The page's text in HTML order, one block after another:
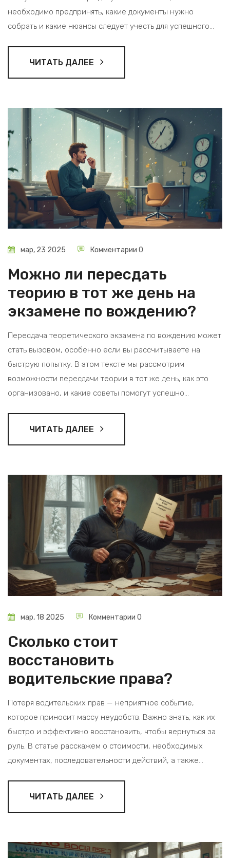
необходимо предпринять, какие документы нужно
собрать и какие нюансы следует учесть для успешного
переживайте, мы разложим все по полочкам!
ЧИТАТЬ ДАЛЕЕ
мар, 23 2025 Комментарии 0
Можно ли пересдать
теорию в тот же день на
экзамене по вождению?
Пересдача теоретического экзамена по вождению может
стать вызовом, особенно если вы рассчитываете на
быструю попытку. В этом тексте мы рассмотрим
возможности пересдачи теории в тот же день, как это
организовано, и какие советы помогут успешно
дальше, чтобы точно знать, как поступить, если не
ЧИТАТЬ ДАЛЕЕ
мар, 18 2025 Комментарии 0
Сколько стоит
восстановить
водительские права?
Потеря водительских прав — неприятное событие,
которое приносит массу неудобств. Важно знать, как их
быстро и эффективно восстановить, чтобы вернуться за
руль. В статье расскажем о стоимости, необходимых
документах, последовательности действий, а также
типичных ошибок, которые могут затянуть процедуру.
ЧИТАТЬ ДАЛЕЕ